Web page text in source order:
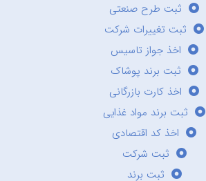
ثبت طرح صنعتی
ثبت تغییرات شرکت
اخذ جواز تاسیس
ثبت برند پوشاک
اخذ کارت بازرگانی
ثبت برند مواد غذایی
اخذ کد اقتصادی
ثبت شرکت
ثبت برند